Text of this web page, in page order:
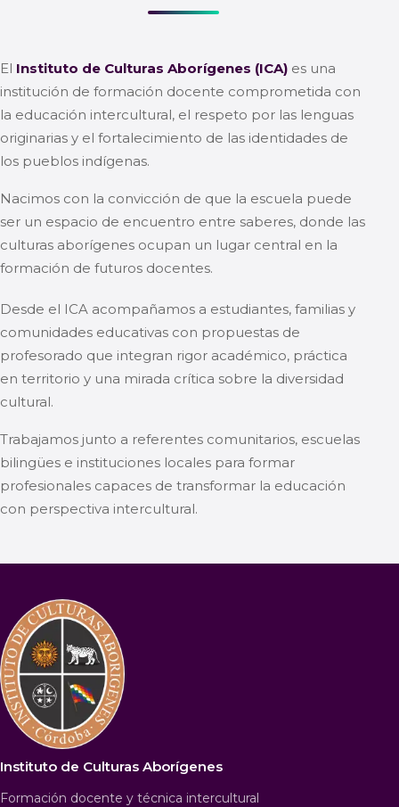
El Instituto de Culturas Aborígenes (ICA) es una
institución de formación docente comprometida con
la educación intercultural, el respeto por las lenguas
originarias y el fortalecimiento de las identidades de
los pueblos indígenas.
Nacimos con la convicción de que la escuela puede
ser un espacio de encuentro entre saberes, donde las
culturas aborígenes ocupan un lugar central en la
formación de futuros docentes.
Desde el ICA acompañamos a estudiantes, familias y
comunidades educativas con propuestas de
profesorado que integran rigor académico, práctica
en territorio y una mirada crítica sobre la diversidad
cultural.
Trabajamos junto a referentes comunitarios, escuelas
bilingües e instituciones locales para formar
profesionales capaces de transformar la educación
con perspectiva intercultural.
Instituto de Culturas Aborígenes
Formación docente y técnica intercultural